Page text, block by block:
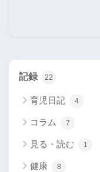
記録 22
育児日記 4
コラム 7
見る・読む 1
健康 8